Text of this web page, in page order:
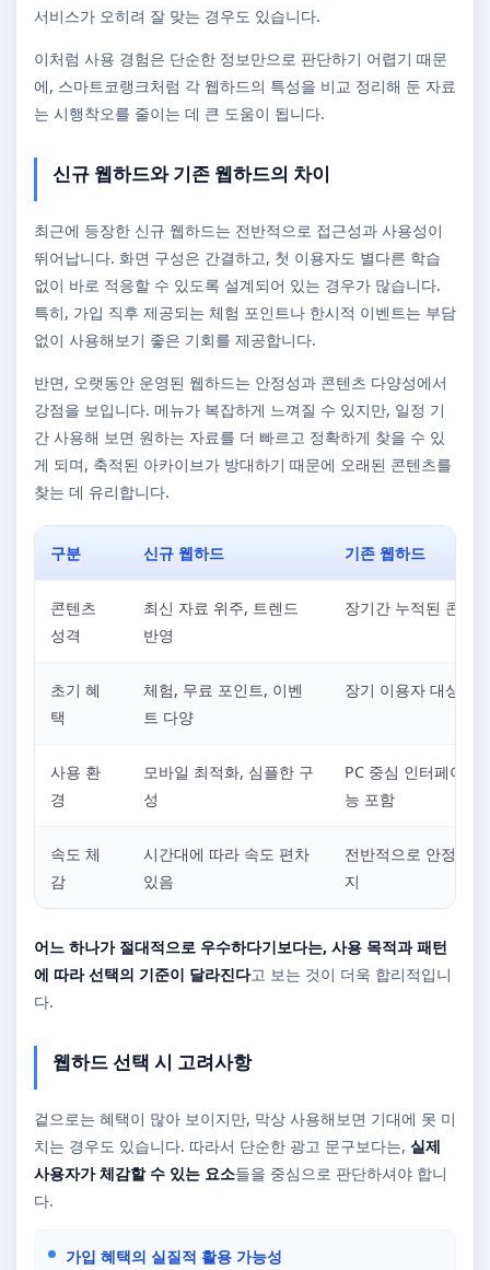
서비스가 오히려 잘 맞는 경우도 있습니다.
이처럼 사용 경험은 단순한 정보만으로 판단하기 어렵기 때문
에, 스마트코랭크처럼 각 웹하드의 특성을 비교 정리해 둔 자료
는 시행착오를 줄이는 데 큰 도움이 됩니다.
신규 웹하드와 기존 웹하드의 차이
최근에 등장한 신규 웹하드는 전반적으로 접근성과 사용성이
뛰어납니다. 화면 구성은 간결하고, 첫 이용자도 별다른 학습
없이 바로 적응할 수 있도록 설계되어 있는 경우가 많습니다.
특히, 가입 직후 제공되는 체험 포인트나 한시적 이벤트는 부담
없이 사용해보기 좋은 기회를 제공합니다.
반면, 오랫동안 운영된 웹하드는 안정성과 콘텐츠 다양성에서
강점을 보입니다. 메뉴가 복잡하게 느껴질 수 있지만, 일정 기
간 사용해 보면 원하는 자료를 더 빠르고 정확하게 찾을 수 있
게 되며, 축적된 아카이브가 방대하기 때문에 오래된 콘텐츠를
찾는 데 유리합니다.
구분 신규 웹하드 기존 웹하드
콘텐츠
성격
최신 자료 위주, 트렌드
반영
장기간 누적된 콘텐
초기 혜
택
체험, 무료 포인트, 이벤
트 다양
장기 이용자 대상 혜
사용 환
경
모바일 최적화, 심플한 구
성
PC 중심 인터페이스,
능 포함
속도 체
감
시간대에 따라 속도 편차
있음
전반적으로 안정적
지
어느 하나가 절대적으로 우수하다기보다는, 사용 목적과 패턴
에 따라 선택의 기준이 달라진다고 보는 것이 더욱 합리적입니
다.
웹하드 선택 시 고려사항
겉으로는 혜택이 많아 보이지만, 막상 사용해보면 기대에 못 미
치는 경우도 있습니다. 따라서 단순한 광고 문구보다는, 실제
사용자가 체감할 수 있는 요소들을 중심으로 판단하셔야 합니
다.
가입 혜택의 실질적 활용 가능성